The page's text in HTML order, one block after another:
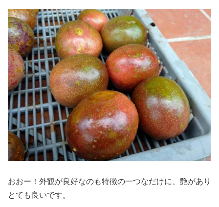
おおー！外観が良好なのも特徴の一つなだけに、艶があり
とても良いです。